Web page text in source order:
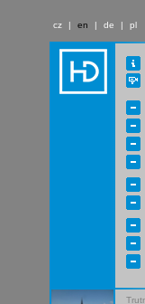
cz | en | de | pl